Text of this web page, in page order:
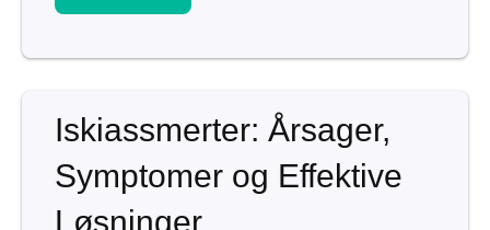
Iskiassmerter: Årsager,
Symptomer og Effektive
Løsninger